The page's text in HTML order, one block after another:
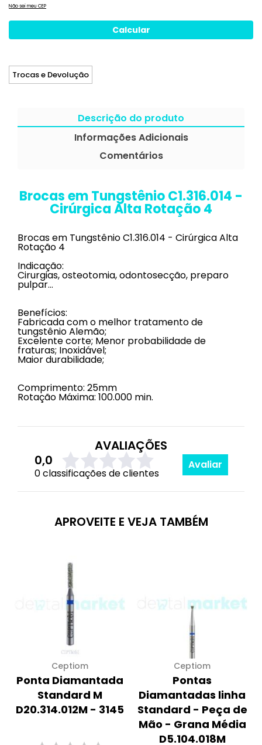
Não sei meu CEP
Trocas e Devolução
Descrição do produto
Informações Adicionais
Comentários
Brocas em Tungstênio C1.316.014 -
Cirúrgica Alta Rotação 4
Brocas em Tungstênio C1.316.014 - Cirúrgica Alta
Rotação 4
Indicação:
Cirurgias, osteotomia, odontosecção, preparo
pulpar…
Benefícios:
Fabricada com o melhor tratamento de
tungstênio Alemão;
Excelente corte; Menor probabilidade de
fraturas; Inoxidável;
Maior durabilidade;
Comprimento: 25mm
Rotação Máxima: 100.000 min.
AVALIAÇÕES
0,0
0 classificações de clientes
Avaliar
APROVEITE E VEJA TAMBÉM
Ceptiom
Ponta Diamantada
Standard M
D20.314.012M - 3145
Ceptiom
Pontas
Diamantadas linha
Standard - Peça de
Mão - Grana Média
D5.104.018M